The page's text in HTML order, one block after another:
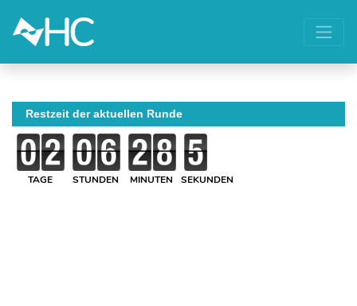
Restzeit der aktuellen Runde
TAGE STUNDEN MINUTEN SEKUNDEN